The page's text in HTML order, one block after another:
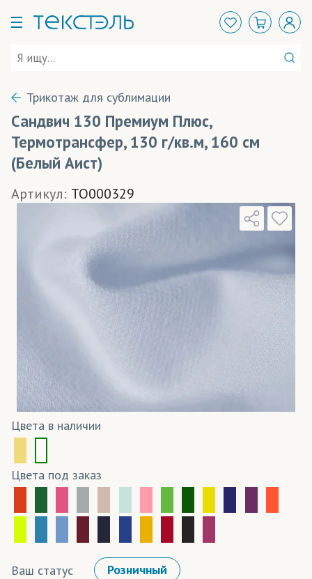
Трикотаж для сублимации
Сандвич 130 Премиум Плюс,
Термотрансфер, 130 г/кв.м, 160 см
(Белый Аист)
Артикул: TO000329
Цвета в наличии
Цвета под заказ
Ваш статус
Розничный